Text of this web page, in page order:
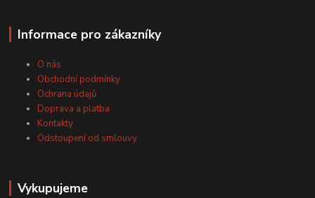
Informace pro zákazníky
O nás
Obchodní podmínky
Ochrana údajů
Doprava a platba
Kontakty
Odstoupení od smlouvy
Vykupujeme